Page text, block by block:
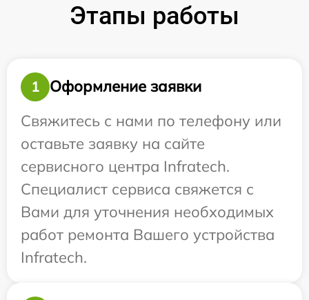
Этапы работы
1
Оформление заявки
Свяжитесь с нами по телефону или
оставьте заявку на сайте
сервисного центра Infratech.
Специалист сервиса свяжется с
Вами для уточнения необходимых
работ ремонта Вашего устройства
Infratech.